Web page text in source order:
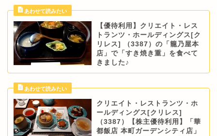
【優待利用】クリエイト・レス
トランツ・ホールディングス[ク
リレス] （3387）の「籠乃屋本
店」で「すき焼き重」を食べて
きました♪
クリエイト・レストランツ・ホ
ールディングス[クリレス]
（3387）【株主優待利用】「華
都飯店 本町ガーデンシティ店」